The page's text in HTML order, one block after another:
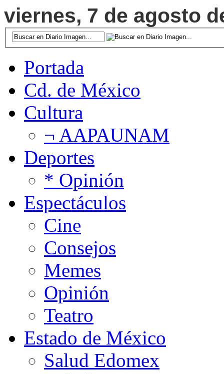
viernes, 7 de agosto
Portada
Cd. de México
Cultura
¬ AAPAUNAM
Deportes
* Opinión
Espectáculos
Cine
Consejos
Memes
Opinión
Teatro
Estado de México
Salud Edomex